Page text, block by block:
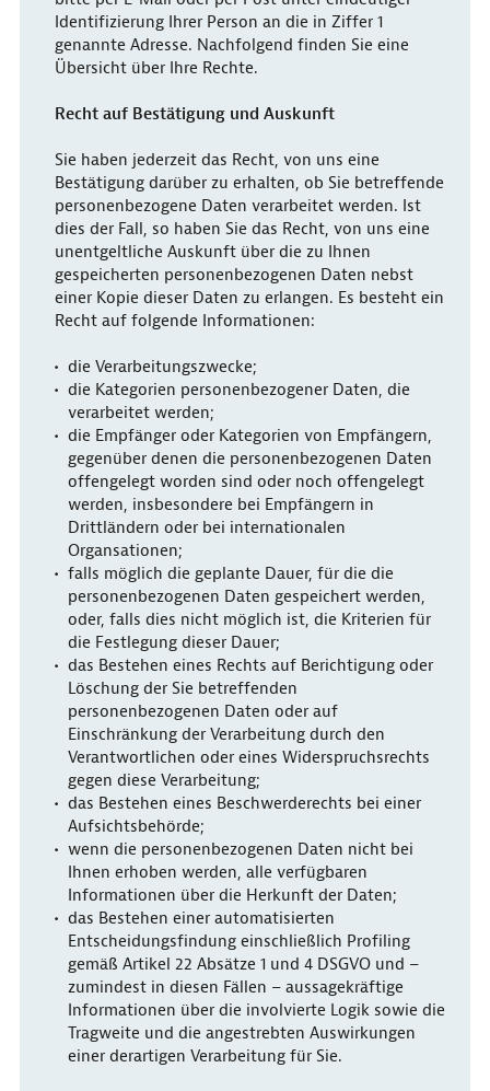
Identifizierung Ihrer Person an die in Ziffer 1
genannte Adresse. Nachfolgend finden Sie eine
Übersicht über Ihre Rechte.
Recht auf Bestätigung und Auskunft
Sie haben jederzeit das Recht, von uns eine
Bestätigung darüber zu erhalten, ob Sie betreffende
personenbezogene Daten verarbeitet werden. Ist
dies der Fall, so haben Sie das Recht, von uns eine
unentgeltliche Auskunft über die zu Ihnen
gespeicherten personenbezogenen Daten nebst
einer Kopie dieser Daten zu erlangen. Es besteht ein
Recht auf folgende Informationen:
die Verarbeitungszwecke;
die Kategorien personenbezogener Daten, die
verarbeitet werden;
die Empfänger oder Kategorien von Empfängern,
gegenüber denen die personenbezogenen Daten
offengelegt worden sind oder noch offengelegt
werden, insbesondere bei Empfängern in
Drittländern oder bei internationalen
Organsationen;
falls möglich die geplante Dauer, für die die
personenbezogenen Daten gespeichert werden,
oder, falls dies nicht möglich ist, die Kriterien für
die Festlegung dieser Dauer;
das Bestehen eines Rechts auf Berichtigung oder
Löschung der Sie betreffenden
personenbezogenen Daten oder auf
Einschränkung der Verarbeitung durch den
Verantwortlichen oder eines Widerspruchsrechts
gegen diese Verarbeitung;
das Bestehen eines Beschwerderechts bei einer
Aufsichtsbehörde;
wenn die personenbezogenen Daten nicht bei
Ihnen erhoben werden, alle verfügbaren
Informationen über die Herkunft der Daten;
das Bestehen einer automatisierten
Entscheidungsfindung einschließlich Profiling
gemäß Artikel 22 Absätze 1 und 4 DSGVO und –
zumindest in diesen Fällen – aussagekräftige
Informationen über die involvierte Logik sowie die
Tragweite und die angestrebten Auswirkungen
einer derartigen Verarbeitung für Sie.